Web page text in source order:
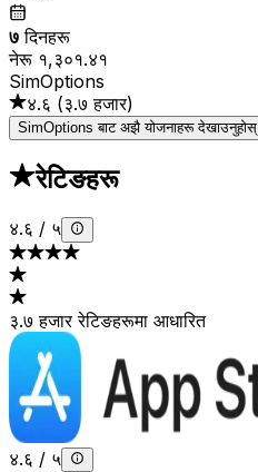
७ दिनहरू
नेरू १,३०१.४१
SimOptions
४.६ (३.७ हजार)
SimOptions बाट अझै योजनाहरू देखाउनुहोस्
रेटिङहरू
४.६ / ५
३.७ हजार रेटिङहरूमा आधारित
४.६ / ५